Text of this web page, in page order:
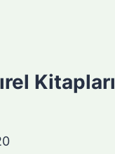
Kitapları